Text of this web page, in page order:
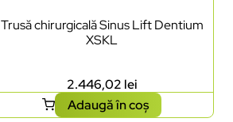
Trusă chirurgicală Sinus Lift Dentium
XSKL
2.446,02 lei
Adaugă în coș